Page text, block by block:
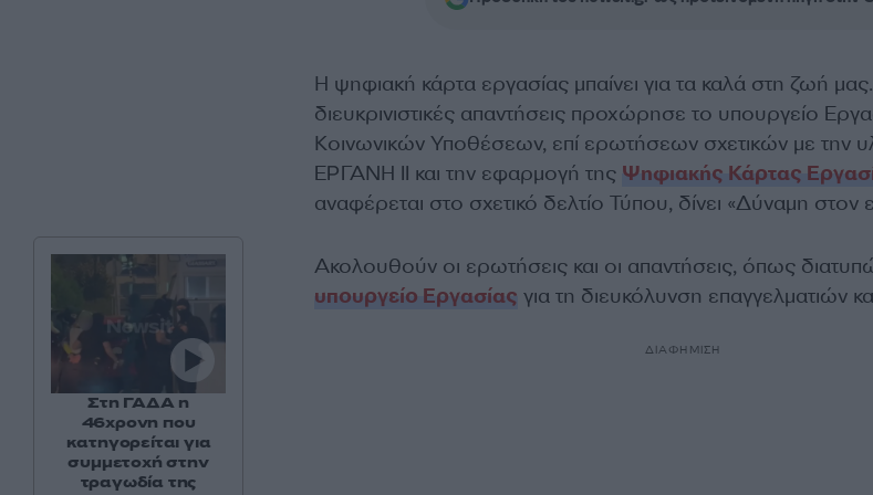
Η ψηφιακή κάρτα εργασίας μπαίνει για τα καλά στη ζωή
διευκρινιστικές απαντήσεις προχώρησε το υπουργείο
Κοινωνικών Υποθέσεων, επί ερωτήσεων σχετικών με την
ΕΡΓΑΝΗ ΙΙ και την εφαρμογή της Ψηφιακής Κάρτας
αναφέρεται στο σχετικό δελτίο Τύπου, δίνει «Δύναμη στον
Ακολουθούν οι ερωτήσεις και οι απαντήσεις, όπως
υπουργείο Εργασίας για τη διευκόλυνση επαγγελματιών
ΔΙΑΦΗΜΙΣΗ
Στη ΓΑΔΑ η
46χρονη που
κατηγορείται για
συμμετοχή στην
τραγωδία της